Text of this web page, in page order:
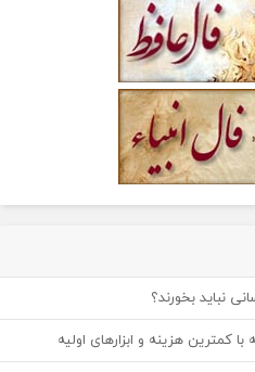
نباید بخورند؟
کمترین هزینه و ابزارهای اولیه